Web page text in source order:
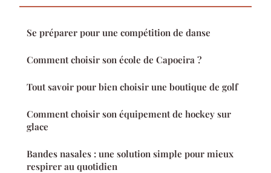
Se préparer pour une compétition de danse
Comment choisir son école de Capoeira ?
Tout savoir pour bien choisir une boutique de golf
Comment choisir son équipement de hockey sur
glace
Bandes nasales : une solution simple pour mieux
respirer au quotidien